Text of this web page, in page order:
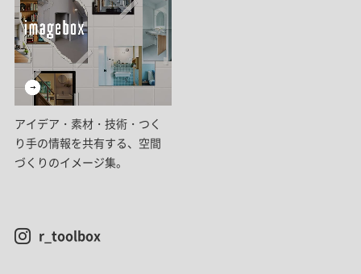
アイデア・素材・技術・つく
り手の情報を共有する、空間
づくりのイメージ集。
r_toolbox